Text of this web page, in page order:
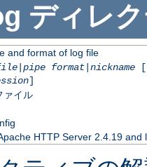
ディレ
and format of log file
| pipe format| nickname
]
ァイル
HTTP Server 2.4.19 and